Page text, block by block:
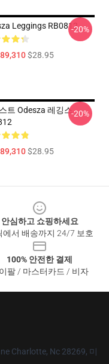
Leggings RB0812
$28.95
-20%
트 Odesza 레깅스
$28.95
-20%
안심하고 쇼핑하세요
에서 배송까지 24/7 보호
100% 안전한 결제
팔 / 마스터카드 / 비자
Charlotte, Nc 28269, 미